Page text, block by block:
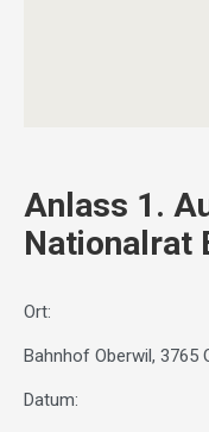
Anlass 1.
Nationalrat
Ort:
Bahnhof Oberwil, 3765
Datum: